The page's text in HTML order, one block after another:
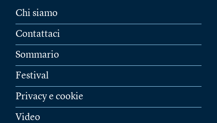
Chi siamo
Contattaci
Sommario
Festival
Privacy e cookie
Video